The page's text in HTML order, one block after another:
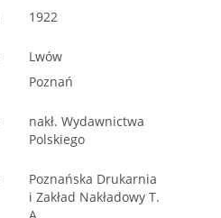
1922
Lwów
Poznań
nakł. Wydawnictwa
Polskiego
Poznańska Drukarnia
i Zakład Nakładowy T.